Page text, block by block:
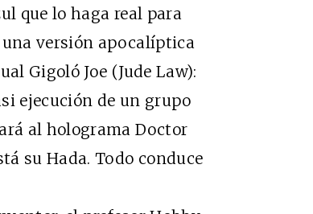
que lo haga real para
una versión apocalíptica
Gigoló Joe (Jude Law):
ejecución de un grupo
al holograma Doctor
su Hada. Todo conduce